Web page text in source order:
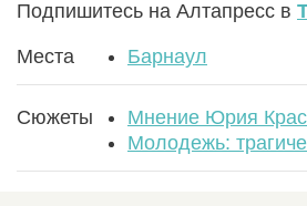
Подпишитесь на Алтапресс в
Места Барнаул
Сюжеты
Мнение Юрия
Молодежь: